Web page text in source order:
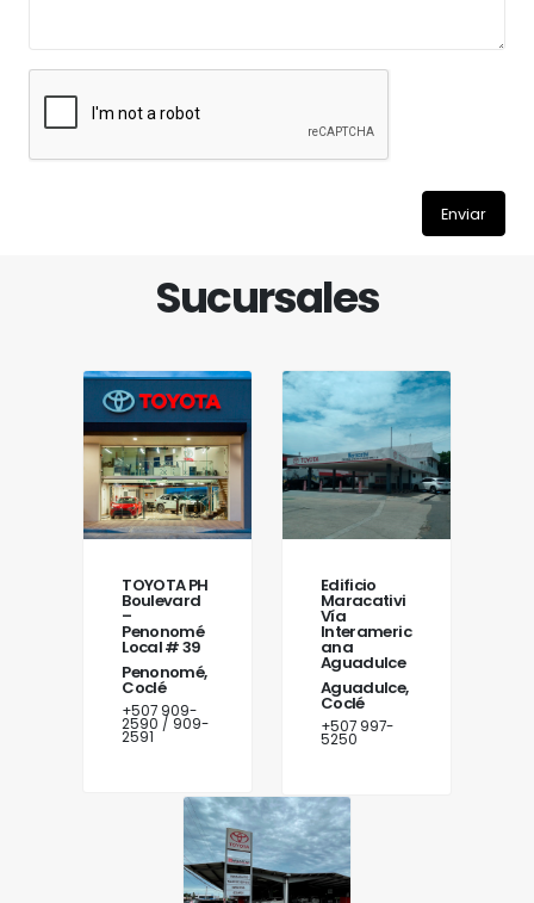
Enviar
Sucursales
TOYOTA PH
Boulevard
–
Penonomé
Local # 39
Penonomé,
Coclé
+507 909-
2590 / 909-
2591
Edificio
Maracativi
Vía
Interameric
ana
Aguadulce
Aguadulce,
Coclé
+507 997-
5250